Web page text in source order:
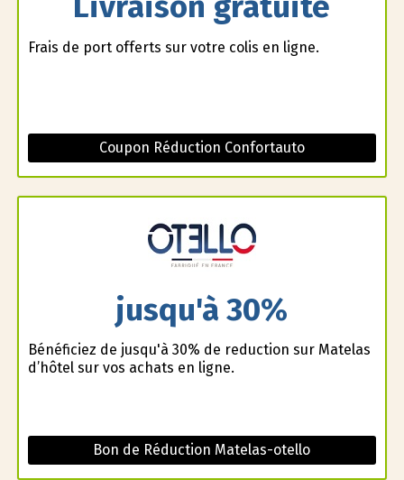
Frais de port offerts sur votre colis en ligne.
Coupon Réduction Confortauto
jusqu'à 30%
Bénéficiez de jusqu'à 30% de reduction sur Matelas
d’hôtel sur vos achats en ligne.
Bon de Réduction Matelas-otello